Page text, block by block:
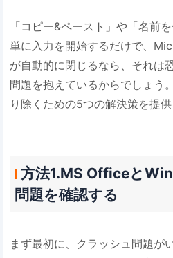
「コピー&ペースト」や「名前
単に入力を開始するだけで、
が自動的に閉じるなら、それは
問題を抱えているからでしょう
り除くための5つの解決策を提供
方法1.MS Officeと
問題を確認する
まず最初に、クラッシュ問題が